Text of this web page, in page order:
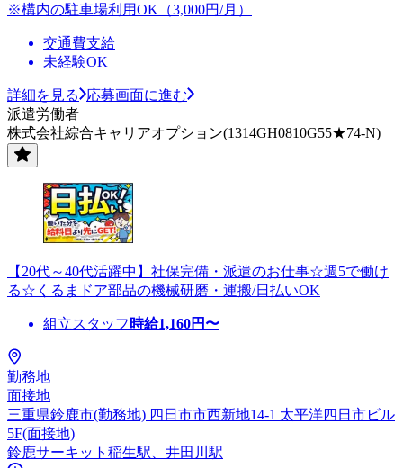
※構内の駐車場利用OK（3,000円/月）
交通費支給
未経験OK
詳細を見る
応募画面に進む
派遣労働者
株式会社綜合キャリアオプション(1314GH0810G55★74-N)
【20代～40代活躍中】社保完備・派遣のお仕事☆週5で働け
る☆くるまドア部品の機械研磨・運搬/日払いOK
組立スタッフ 時給1,160円〜
勤務地
面接地
三重県鈴鹿市(勤務地) 四日市市西新地14-1 太平洋四日市ビル
5F(面接地)
鈴鹿サーキット稲生駅、井田川駅